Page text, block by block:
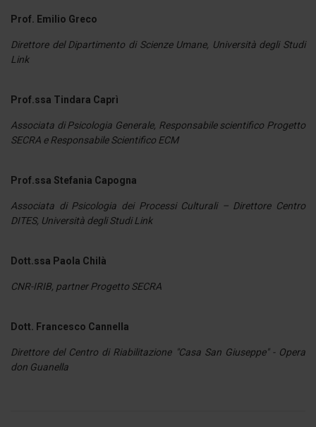
Prof. Emilio Greco
Direttore del Dipartimento di Scienze Umane, Università degli Studi
Link
Prof.ssa Tindara Caprì
Associata di Psicologia Generale, Responsabile scientifico Progetto
SECRA e Responsabile Scientifico ECM
Prof.ssa Stefania Capogna
Associata di Psicologia dei Processi Culturali – Direttore Centro
DITES, Università degli Studi Link
Dott.ssa Paola Chilà
CNR-IRIB, partner Progetto SECRA
Dott. Francesco Cannella
Direttore del Centro di Riabilitazione "Casa San Giuseppe" - Opera
don Guanella